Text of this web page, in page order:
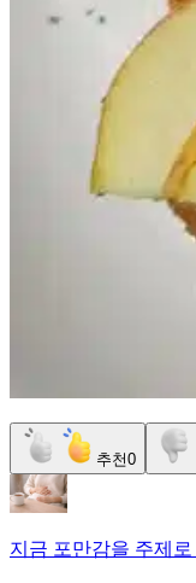
추천0
지금 포만감을 주제로